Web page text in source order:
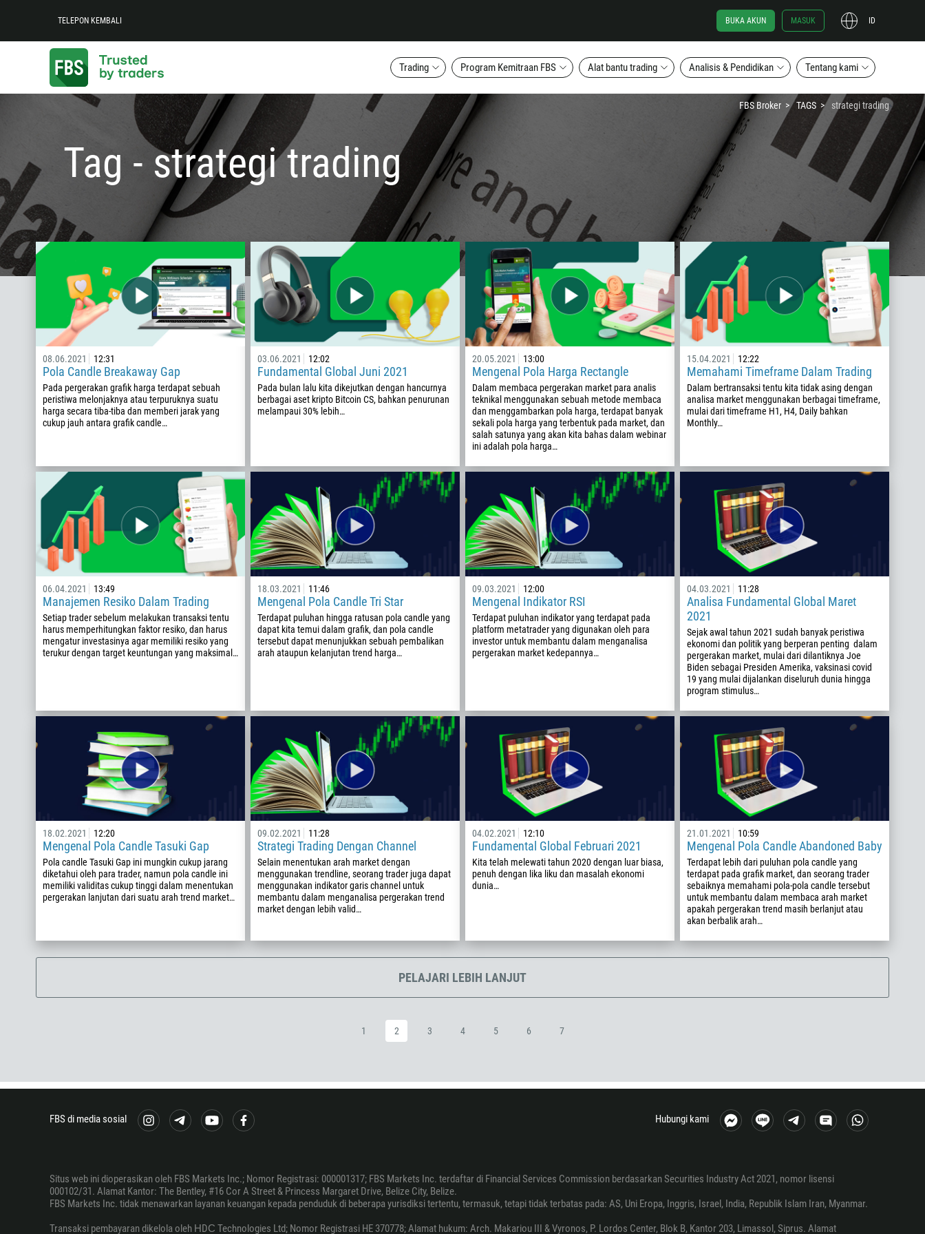
TELEPON KEMBALI BUKA AKUN MASUK ID
Trading Program Kemitraan FBS Alat bantu trading Analisis & Pendidikan Tentang kami
FBS Broker TAGS strategi trading
Tag - strategi trading
08.06.2021 12:31
Pola Candle Breakaway Gap
Pada pergerakan grafik harga terdapat sebuah
peristiwa melonjaknya atau terpuruknya suatu
harga secara tiba-tiba dan memberi jarak yang
cukup jauh antara grafik candle…
03.06.2021 12:02
Fundamental Global Juni 2021
Pada bulan lalu kita dikejutkan dengan hancurnya
berbagai aset kripto Bitcoin CS, bahkan penurunan
melampaui 30% lebih…
20.05.2021 13:00
Mengenal Pola Harga Rectangle
Dalam membaca pergerakan market para analis
teknikal menggunakan sebuah metode membaca
dan menggambarkan pola harga, terdapat banyak
sekali pola harga yang terbentuk pada market, dan
salah satunya yang akan kita bahas dalam webinar
ini adalah pola harga…
15.04.2021 12:22
Memahami Timeframe Dalam Trading
Dalam bertransaksi tentu kita tidak asing dengan
analisa market menggunakan berbagai timeframe,
mulai dari timeframe H1, H4, Daily bahkan
Monthly…
06.04.2021 13:49
Manajemen Resiko Dalam Trading
Setiap trader sebelum melakukan transaksi tentu
harus memperhitungkan faktor resiko, dan harus
mengatur investasinya agar memiliki resiko yang
terukur dengan target keuntungan yang maksimal…
18.03.2021 11:46
Mengenal Pola Candle Tri Star
Terdapat puluhan hingga ratusan pola candle yang
dapat kita temui dalam grafik, dan pola candle
tersebut dapat menunjukkan sebuah pembalikan
arah ataupun kelanjutan trend harga…
09.03.2021 12:00
Mengenal Indikator RSI
Terdapat puluhan indikator yang terdapat pada
platform metatrader yang digunakan oleh para
investor untuk membantu dalam menganalisa
pergerakan market kedepannya…
04.03.2021 11:28
Analisa Fundamental Global Maret
2021
Sejak awal tahun 2021 sudah banyak peristiwa
ekonomi dan politik yang berperan penting dalam
pergerakan market, mulai dari dilantiknya Joe
Biden sebagai Presiden Amerika, vaksinasi covid
19 yang mulai dijalankan diseluruh dunia hingga
program stimulus…
18.02.2021 12:20
Mengenal Pola Candle Tasuki Gap
Pola candle Tasuki Gap ini mungkin cukup jarang
diketahui oleh para trader, namun pola candle ini
memiliki validitas cukup tinggi dalam menentukan
pergerakan lanjutan dari suatu arah trend market…
09.02.2021 11:28
Strategi Trading Dengan Channel
Selain menentukan arah market dengan
menggunakan trendline, seorang trader juga dapat
menggunakan indikator garis channel untuk
membantu dalam menganalisa pergerakan trend
market dengan lebih valid…
04.02.2021 12:10
Fundamental Global Februari 2021
Kita telah melewati tahun 2020 dengan luar biasa,
penuh dengan lika liku dan masalah ekonomi
dunia…
21.01.2021 10:59
Mengenal Pola Candle Abandoned Baby
Terdapat lebih dari puluhan pola candle yang
terdapat pada grafik market, dan seorang trader
sebaiknya memahami pola-pola candle tersebut
untuk membantu dalam membaca arah market
apakah pergerakan trend masih berlanjut atau
akan berbalik arah…
PELAJARI LEBIH LANJUT
1 2 3 4 5 6 7
FBS di media sosial Hubungi kami
Situs web ini dioperasikan oleh FBS Markets Inc.; Nomor Registrasi: 000001317; FBS Markets Inc. terdaftar di Financial Services Commission berdasarkan Securities Industry Act 2021, nomor lisensi
000102/31. Alamat Kantor: The Bentley, #16 Cor A Street & Princess Margaret Drive, Belize City, Belize.
FBS Markets Inc. tidak menawarkan layanan keuangan kepada penduduk di beberapa yurisdiksi tertentu, termasuk, tetapi tidak terbatas pada: AS, Uni Eropa, Inggris, Israel, India, Republik Islam Iran, Myanmar.
Transaksi pembayaran dikelola oleh НDС Technologies Ltd; Nomor Registrasi HE 370778; Alamat hukum: Arch. Makariou III & Vyronos, P. Lordos Center, Blok B, Kantor 203, Limassol, Siprus. Alamat
Ditelepon kembali
1
93
355
376
244
1264
1268
54
374
297
61
43
1242
375
229
387
267
Waktu untuk ditelpon
00:00 23:00
Tuliskan komentar Anda, jika dibutuhkan
TELEPON SAYA KEMBALI